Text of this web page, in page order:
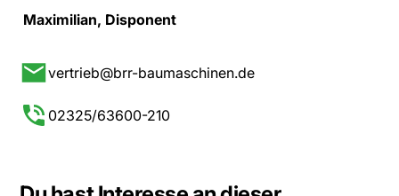
Maximilian, Disponent
vertrieb@brr-baumaschinen.de
02325/63600-210